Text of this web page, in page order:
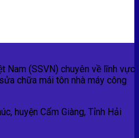
Nam (SSVN) chuyên về lĩnh vực
chữa mái tôn nhà máy công
huyện Cẩm Giàng, Tỉnh Hải